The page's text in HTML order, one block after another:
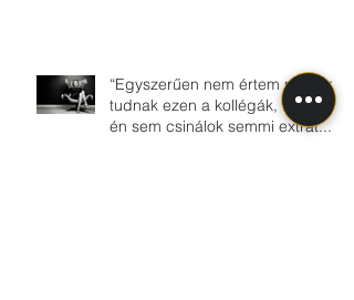
“Egyszerűen nem értem mit nem
tudnak ezen a kollégák, hiszen
én sem csinálok semmi extrát...”